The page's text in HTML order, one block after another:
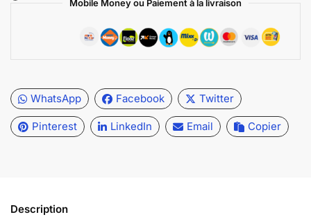
Mobile Money ou Paiement à la livraison
WhatsApp Facebook Twitter
Pinterest LinkedIn Email Copier
Description